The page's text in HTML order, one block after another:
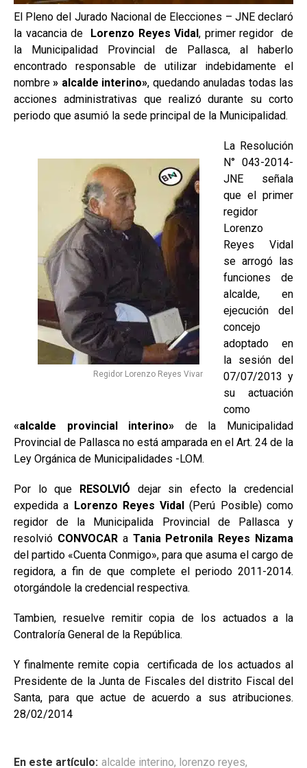
El Pleno del Jurado Nacional de Elecciones – JNE declaró
la vacancia de
Lorenzo Reyes Vidal, primer regidor de
la Municipalidad Provincial de Pallasca, al haberlo
encontrado responsable de utilizar indebidamente el
nombre» alcalde interino», quedando anuladas todas las
acciones administrativas que realizó durante su corto
periodo que asumió la sede principal de la Municipalidad.
Regidor Lorenzo Reyes Vivar
La Resolución
N° 043-2014-
JNE señala
que el primer
regidor
Lorenzo
Reyes Vidal
se arrogó las
funciones de
alcalde, en
ejecución del
concejo
adoptado en
la sesión del
07/07/2013 y
su actuación
como
«alcalde provincial interino» de la Municipalidad
Provincial de Pallasca no está amparada en el Art. 24 de la
Ley Orgánica de Municipalidades -LOM.
Por lo que RESOLVIÓ dejar sin efecto la credencial
expedida a Lorenzo Reyes Vidal(Perú Posible) como
regidor de la Municipalida Provincial de Pallasca y
resolvió CONVOCARa Tania Petronila Reyes Nizama
del partido «Cuenta Conmigo», para que asuma el cargo de
regidora, a fin de que complete el periodo 2011-2014.
otorgándole la credencial respectiva.
Tambien, resuelve remitir copia de los actuados a la
Contraloría General de la República.
Y finalmente remite copia certificada de los actuados al
Presidente de la Junta de Fiscales del distrito Fiscal del
Santa, para que actue de acuerdo a sus atribuciones.
28/02/2014
En este artículo: alcalde interino, lorenzo reyes,